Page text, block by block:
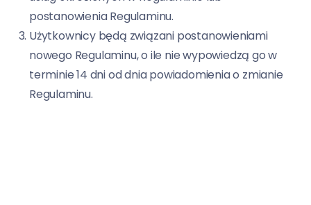
postanowienia Regulaminu.
Użytkownicy będą związani postanowieniami
nowego Regulaminu, o ile nie wypowiedzą go w
terminie 14 dni od dnia powiadomienia o zmianie
Regulaminu.